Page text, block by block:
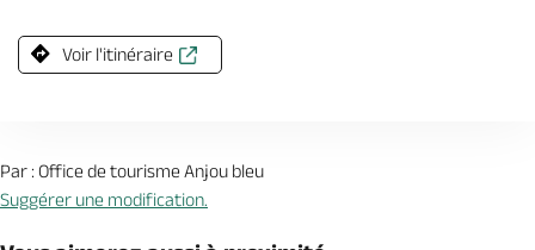
Voir l'itinéraire
Par : Office de tourisme Anjou bleu
Suggérer une modification.